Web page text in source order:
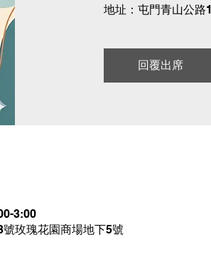
地址：屯門青山公路
回覆出席
3:00
玫瑰花園商場地下5號